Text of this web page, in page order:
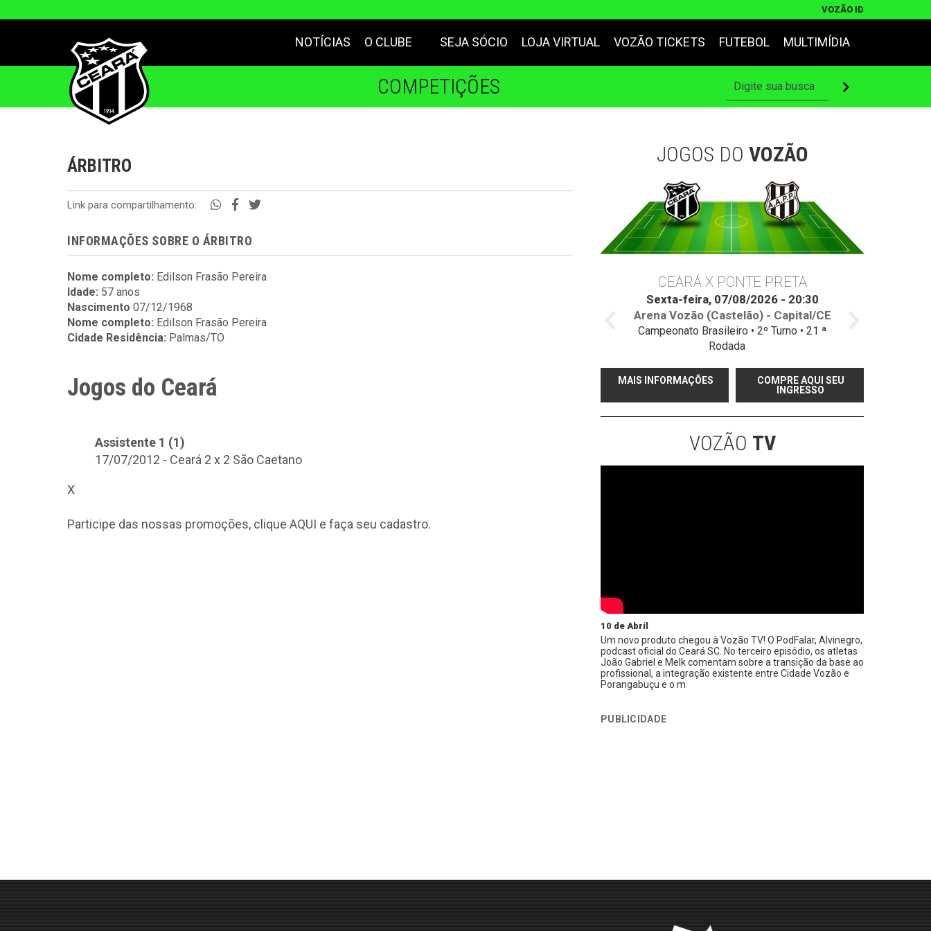
VOZÃO ID
NOTÍCIAS O CLUBE SEJA SÓCIO LOJA VIRTUAL VOZÃO TICKETS FUTEBOL MULTIMÍDIA
COMPETIÇÕES
ÁRBITRO
Link para compartilhamento:
INFORMAÇÕES SOBRE O ÁRBITRO
Nome completo: Edilson Frasão Pereira
Idade: 57 anos
Nascimento 07/12/1968
Nome completo: Edilson Frasão Pereira
Cidade Residência: Palmas/TO
Jogos do Ceará
Assistente 1 (1)
17/07/2012 - Ceará 2 x 2 São Caetano
X
Participe das nossas promoções, clique AQUI e faça seu cadastro.
JOGOS DO VOZÃO
CEARÁ X PONTE PRETA
Sexta-feira, 07/08/2026 - 20:30
Arena Vozão (Castelão) - Capital/CE
Campeonato Brasileiro • 2º Turno • 21 ª
Rodada
MAIS INFORMAÇÕES
COMPRE AQUI SEU
INGRESSO
VOZÃO TV
10 de Abril
Um novo produto chegou à Vozão TV! O PodFalar, Alvinegro,
podcast oficial do Ceará SC. No terceiro episódio, os atletas
João Gabriel e Melk comentam sobre a transição da base ao
profissional, a integração existente entre Cidade Vozão e
Porangabuçu e o m
PUBLICIDADE